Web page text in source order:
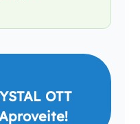
OTT